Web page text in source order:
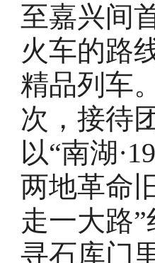
至嘉兴间
火车的路
精品列车
次，接待
以“南湖
两地革命
走一大路
寻石库门